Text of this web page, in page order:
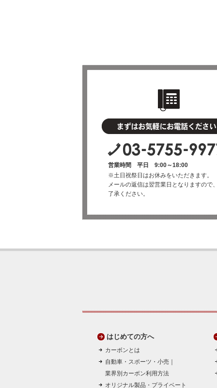
営業時間 平日 9:00～18:00
※土日祝祭日はお休みをいただきます。
メールの返信は翌営業日となりますので
了承ください。
はじめての方へ
カーボンとは
自動車・スポーツ・小売｜
業界別カーボン利用方法
オリジナル製品・プライベート